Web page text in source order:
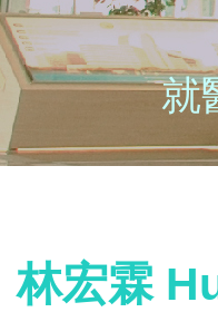
就
林宏霖